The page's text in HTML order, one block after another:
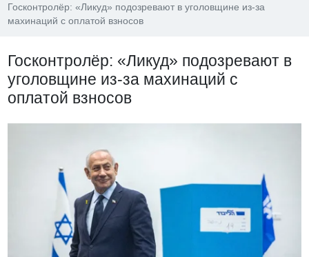
Госконтролёр: «Ликуд» подозревают в уголовщине из-за
махинаций с оплатой взносов
Госконтролёр: «Ликуд» подозревают в
уголовщине из-за махинаций с
оплатой взносов